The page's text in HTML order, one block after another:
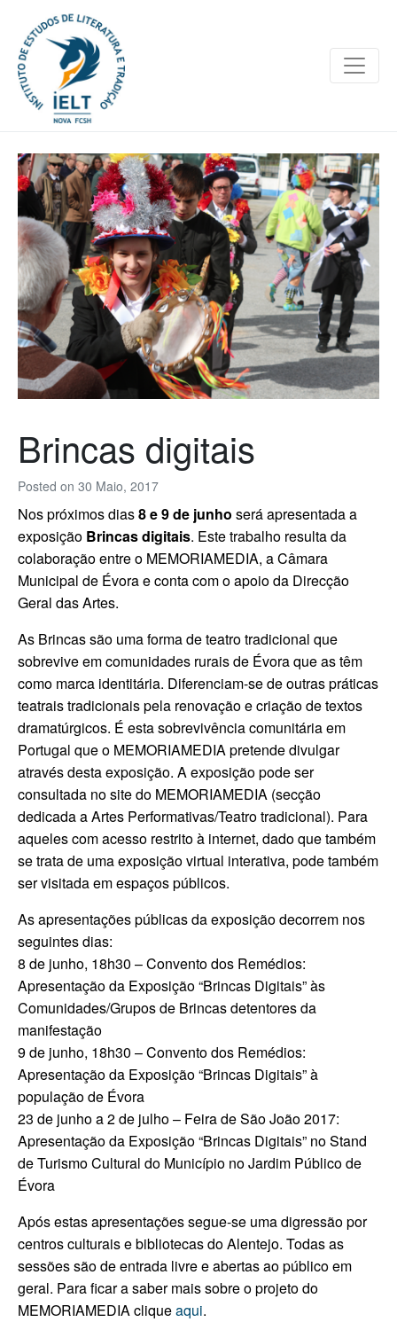
Posted on 30 Maio, 2017
Brincas digitais
Nos próximos dias8 e 9 de junho será apresentada a
exposição Brincas digitais. Este trabalho resulta da
colaboração entre o MEMORIAMEDIA, a Câmara
Municipal de Évora e conta com o apoio da Direcção
Geral das Artes.
As Brincas são uma forma de teatro tradicional que
sobrevive em comunidades rurais de Évora que as têm
como marca identitária. Diferenciam-se de outras práticas
teatrais tradicionais pela renovação e criação de textos
dramatúrgicos. É esta sobrevivência comunitária em
Portugal que o MEMORIAMEDIA pretende divulgar
através desta exposição. A exposição pode ser
consultada no site do MEMORIAMEDIA (secção
dedicada a Artes Performativas/Teatro tradicional). Para
aqueles com acesso restrito à internet, dado que também
se trata de uma exposição virtual interativa, pode também
ser visitada em espaços públicos.
As apresentações públicas da exposição decorrem nos
seguintes dias:
8 de junho, 18h30 – Convento dos Remédios:
Apresentação da Exposição “Brincas Digitais” às
Comunidades/Grupos de Brincas detentores da
manifestação
9 de junho, 18h30 – Convento dos Remédios:
Apresentação da Exposição “Brincas Digitais” à
população de Évora
23 de junho a 2 de julho – Feira de São João 2017:
Apresentação da Exposição “Brincas Digitais” no Stand
de Turismo Cultural do Município no Jardim Público de
Évora
Após estas apresentações segue-se uma digressão por
centros culturais e bibliotecas do Alentejo. Todas as
sessões são de entrada livre e abertas ao público em
geral. Para ficar a saber mais sobre o projeto do
MEMORIAMEDIA cliqueaqui.